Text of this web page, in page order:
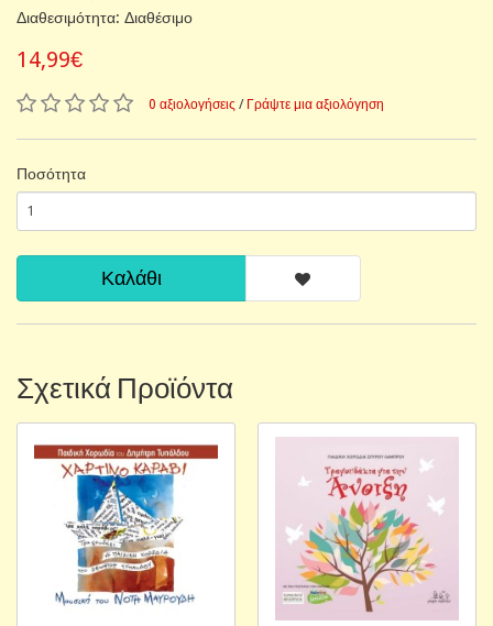
Διαθεσιμότητα: Διαθέσιμο
14,99€
0 αξιολογήσεις / Γράψτε μια αξιολόγηση
Ποσότητα
Καλάθι
Σχετικά Προϊόντα